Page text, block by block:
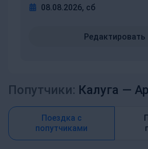
08.08.2026, сб
Редактировать
Попутчики: Калуга —
Поездка с
попутчиками